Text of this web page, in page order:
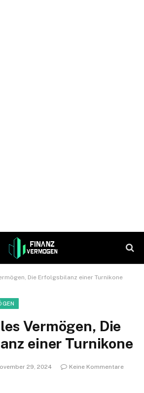
Die Erfolgsbilanz einer Turnikone
Vermögen, Die
einer Turnikone
29, 2024
Keine Kommentare